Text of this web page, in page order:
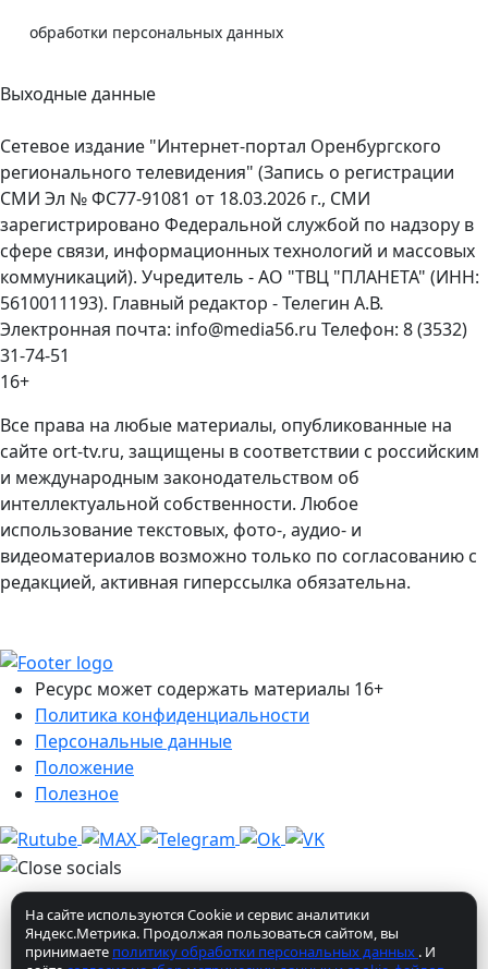
обработки персональных данных
Выходные данные
Сетевое издание "Интернет-портал Оренбургского
регионального телевидения" (Запись о регистрации
СМИ Эл № ФС77-91081 от 18.03.2026 г., СМИ
зарегистрировано Федеральной службой по надзору в
сфере связи, информационных технологий и массовых
коммуникаций). Учредитель - АО "ТВЦ "ПЛАНЕТА" (ИНН:
5610011193). Главный редактор - Телегин А.В.
Электронная почта: info@media56.ru Телефон: 8 (3532)
31-74-51
16+
Все права на любые материалы, опубликованные на
сайте ort-tv.ru, защищены в соответствии с российским
и международным законодательством об
интеллектуальной собственности. Любое
использование текстовых, фото-, аудио- и
видеоматериалов возможно только по согласованию с
редакцией, активная гиперссылка обязательна.
Ресурс может содержать материалы 16+
Политика конфиденциальности
Персональные данные
Положение
Полезное
На сайте используются Cookie и сервис аналитики
Яндекс.Метрика. Продолжая пользоваться сайтом, вы
принимаете политику обработки персональных данных . И